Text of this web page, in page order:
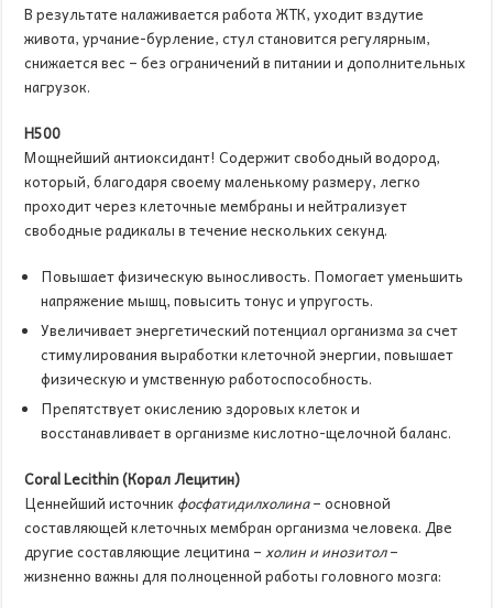
В результате налаживается работа ЖТК, уходит вздутие
живота, урчание-бурление, стул становится регулярным,
снижается вес – без ограничений в питании и дополнительных
нагрузок.
Н500
Мощнейший антиоксидант! Содержит свободный водород,
который, благодаря своему маленькому размеру, легко
проходит через клеточные мембраны и нейтрализует
свободные радикалы в течение нескольких секунд.
Повышает физическую выносливость. Помогает уменьшить
напряжение мышц, повысить тонус и упругость.
Увеличивает энергетический потенциал организма за счет
стимулирования выработки клеточной энергии, повышает
физическую и умственную работоспособность.
Препятствует окислению здоровых клеток и
восстанавливает в организме кислотно-щелочной баланс.
CoralLecithin(Корал Лецитин)
Ценнейший источник фосфатидилхолина– основной
составляющей клеточных мембран организма человека. Две
другие составляющие лецитина –холин и инозитол–
жизненно важны для полноценной работы головного мозга: